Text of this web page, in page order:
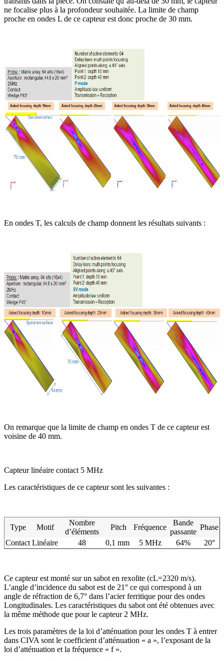
ne focalise plus à la profondeur souhaitée. La limite de champ
proche en ondes L de ce capteur est donc proche de 30 mm.
En ondes T, les calculs de champ donnent les résultats suivants :
On remarque que la limite de champ en ondes T de ce capteur est
voisine de 40 mm.
Capteur linéaire contact 5 MHz
Les caractéristiques de ce capteur sont les suivantes :
Type Motif
Nombre
d’éléments
Pitch Fréquence
Bande
passante
Phase
Contact Linéaire 48 0,1 mm 5 MHz 64% 20°
Ce capteur est monté sur un sabot en rexolite (cL=2320 m/s).
L’angle d’incidence du sabot est de 21° ce qui correspond à un
angle de réfraction de 6,7° dans l’acier ferritique pour des ondes
Longitudinales. Les caractéristiques du sabot ont été obtenues avec
la même méthode que pour le capteur 2 MHz.
Les trois paramètres de la loi d’atténuation pour les ondes T à entrer
dans CIVA sont le coefficient d’atténuation « a », l’exposant de la
loi d’atténuation et la fréquence « f ».